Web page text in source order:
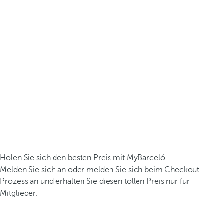
Holen Sie sich den besten Preis mit MyBarceló
Melden Sie sich an oder melden Sie sich beim Checkout-
Prozess an und erhalten Sie diesen tollen Preis nur für
Mitglieder.